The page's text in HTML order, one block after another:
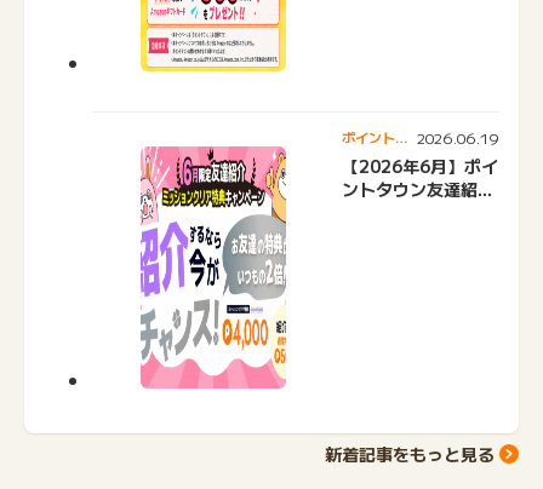
ポイントタ
ウンニュー
ス
2026.06.19
【2026年6月】ポイ
ントタウン友達紹介
新着記事をもっと見る